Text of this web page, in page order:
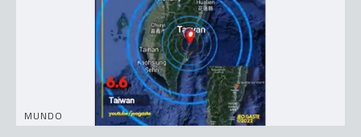
MUNDO